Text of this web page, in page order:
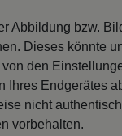
Abbildung bzw.
Dieses könnte
den
Ihres Endgerätes
nicht
vorbehalten.